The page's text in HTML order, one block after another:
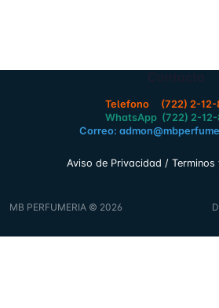
Telefono (722) 2-12-
WhatsApp (722) 2-
Correo:
Aviso de Privacidad / Terminos
MB PERFUMERIA © 2026